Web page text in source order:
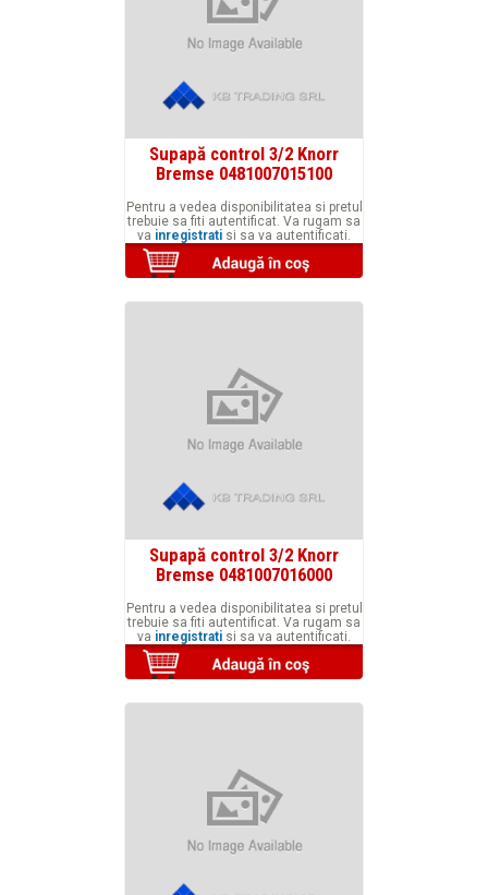
Supapă control 3/2 Knorr
Bremse 0481007015100
Pentru a vedea disponibilitatea si pretul
trebuie sa fiti autentificat. Va rugam sa
va inregistrati si sa va autentificati.
Supapă control 3/2 Knorr
Bremse 0481007016000
Pentru a vedea disponibilitatea si pretul
trebuie sa fiti autentificat. Va rugam sa
va inregistrati si sa va autentificati.